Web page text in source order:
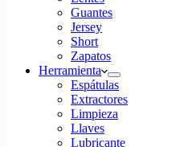
Guantes
Jersey
Short
Zapatos
Herramienta
Espátulas
Extractores
Limpieza
Llaves
Lubricante